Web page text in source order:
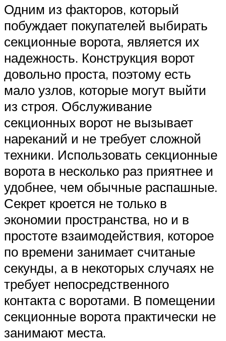
Одним из факторов, который
побуждает покупателей выбирать
секционные ворота, является их
надежность. Конструкция ворот
довольно проста, поэтому есть
мало узлов, которые могут выйти
из строя. Обслуживание
секционных ворот не вызывает
нареканий и не требует сложной
техники. Использовать секционные
ворота в несколько раз приятнее и
удобнее, чем обычные распашные.
Секрет кроется не только в
экономии пространства, но и в
простоте взаимодействия, которое
по времени занимает считаные
секунды, а в некоторых случаях не
требует непосредственного
контакта с воротами. В помещении
секционные ворота практически не
занимают места.